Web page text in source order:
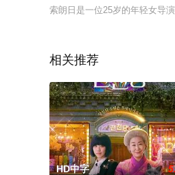
索朗日是一位25岁的年轻女导
相关推荐
HD中字